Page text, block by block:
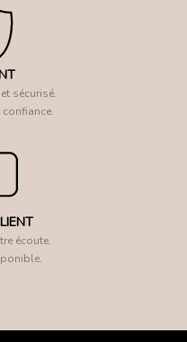
sécurisé.
écoute.